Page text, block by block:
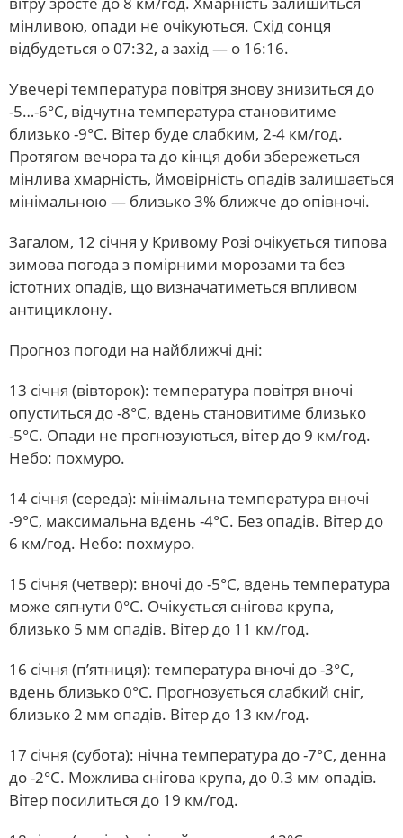
мінливою, опади не очікуються. Схід сонця
відбудеться о 07:32, а захід — о 16:16.
Увечері температура повітря знову знизиться до
-5…-6°С, відчутна температура становитиме
близько -9°С. Вітер буде слабким, 2-4 км/год.
Протягом вечора та до кінця доби збережеться
мінлива хмарність, ймовірність опадів залишається
мінімальною — близько 3% ближче до опівночі.
Загалом, 12 січня у Кривому Розі очікується типова
зимова погода з помірними морозами та без
істотних опадів, що визначатиметься впливом
антициклону.
Прогноз погоди на найближчі дні:
13 січня (вівторок): температура повітря вночі
опуститься до -8°С, вдень становитиме близько
-5°С. Опади не прогнозуються, вітер до 9 км/год.
Небо: похмуро.
14 січня (середа): мінімальна температура вночі
-9°С, максимальна вдень -4°С. Без опадів. Вітер до
6 км/год. Небо: похмуро.
15 січня (четвер): вночі до -5°С, вдень температура
може сягнути 0°С. Очікується снігова крупа,
близько 5 мм опадів. Вітер до 11 км/год.
16 січня (п’ятниця): температура вночі до -3°С,
вдень близько 0°С. Прогнозується слабкий сніг,
близько 2 мм опадів. Вітер до 13 км/год.
17 січня (субота): нічна температура до -7°С, денна
до -2°С. Можлива снігова крупа, до 0.3 мм опадів.
Вітер посилиться до 19 км/год.